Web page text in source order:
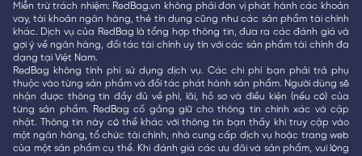
Miễn trừ trách nhiệm: RedBag.vn không phải đơn vị phát hành các khoản
vay, tài khoản ngân hàng, thẻ tín dụng cũng như các sản phẩm tài chính
khác. Dịch vụ của RedBag là tổng hợp thông tin, đưa ra các đánh giá và
gợi ý về ngân hàng, đối tác tài chính uy tín với các sản phẩm tài chính đa
dạng tại Việt Nam.
RedBag không tính phí sử dụng dịch vụ. Các chi phí bạn phải trả phụ
thuộc vào từng sản phẩm và đối tác phát hành sản phẩm. Người dùng sẽ
nhận được thông tin đầy đủ về phí, lãi, hồ sơ và điều kiện (nếu có) của
từng sản phẩm. RedBag cố gắng giữ cho thông tin chính xác và cập
nhật. Thông tin này có thể khác với thông tin bạn thấy khi truy cập vào
một ngân hàng, tổ chức tài chính, nhà cung cấp dịch vụ hoặc trang web
của một sản phẩm cụ thể. Khi đánh giá các ưu đãi và sản phẩm, vui lòng